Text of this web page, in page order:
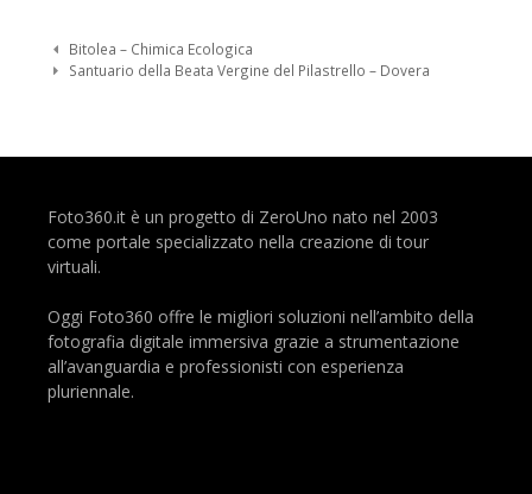
Navigazione Post
Bitolea – Chimica Ecologica
Santuario della Beata Vergine del Pilastrello – Dovera
Foto360.it è un progetto di ZeroUno nato nel 2003
come portale specializzato nella creazione di tour
virtuali.
Oggi Foto360 offre le migliori soluzioni nell’ambito della
fotografia digitale immersiva grazie a strumentazione
all’avanguardia e professionisti con esperienza
pluriennale.